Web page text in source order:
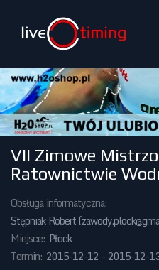
Zawody
Zawody Okręgowe
Kalendarz Imprez
VII Zimowe
Ratownictwie
Obsługa informatyczna:
Stępniak Robert (
Miejsce: Płock
Termin: 2015-12-12 - 2015-12-